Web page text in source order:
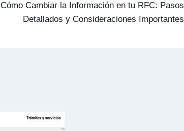
Cómo Cambiar la Información en tu RFC: Pasos
Detallados y Consideraciones Importantes